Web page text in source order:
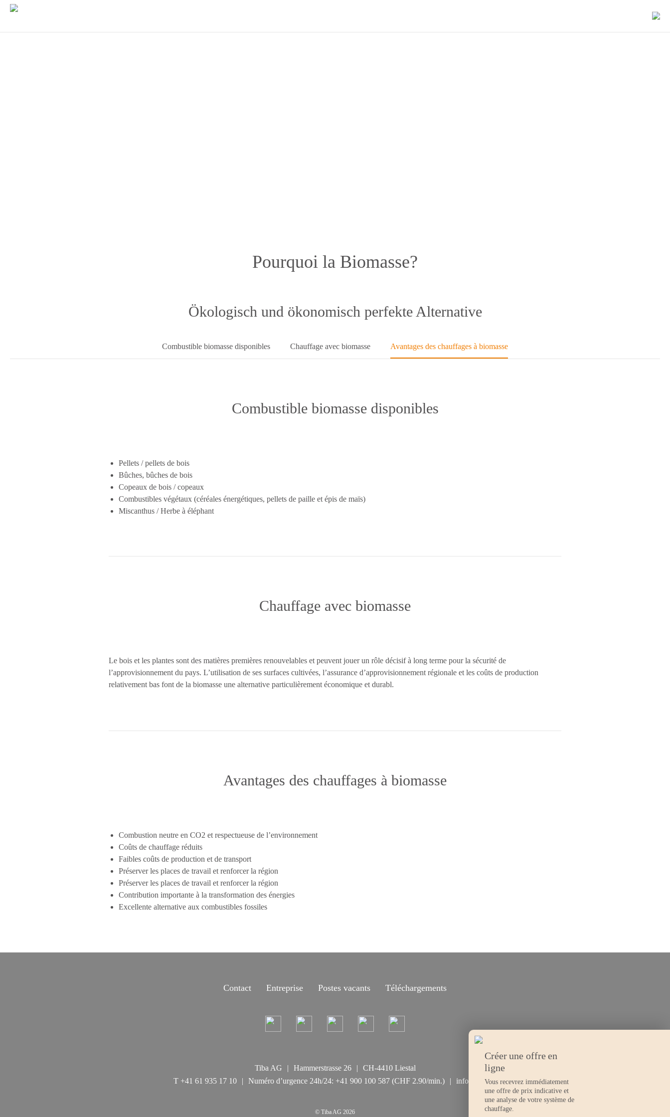
Créer une offre en
ligne
Vous recevrez immédiatement
une offre de prix indicative et
une analyse de votre système de
chauffage.
Pourquoi la Biomasse?
Ökologisch und ökonomisch perfekte Alternative
Combustible biomasse disponibles Chauffage avec biomasse Avantages des chauffages à biomasse
Combustible biomasse disponibles
Pellets / pellets de bois
Bûches, bûches de bois
Copeaux de bois / copeaux
Combustibles végétaux (céréales énergétiques, pellets de paille et épis de maïs)
Miscanthus / Herbe à éléphant
Chauffage avec biomasse
Le bois et les plantes sont des matières premières renouvelables et peuvent jouer un rôle décisif à long terme pour la sécurité de
l’approvisionnement du pays. L’utilisation de ses surfaces cultivées, l’assurance d’approvisionnement régionale et les coûts de production
relativement bas font de la biomasse une alternative particulièrement économique et durabl.
Avantages des chauffages à biomasse
Combustion neutre en CO2 et respectueuse de l’environnement
Coûts de chauffage réduits
Faibles coûts de production et de transport
Préserver les places de travail et renforcer la région
Préserver les places de travail et renforcer la région
Contribution importante à la transformation des énergies
Excellente alternative aux combustibles fossiles
Contact Entreprise Postes vacants Téléchargements
Tiba AG Hammerstrasse 26
CH-4410 Liestal
T +41 61 935 17 10 Numéro d’urgence 24h/24: +41 900 100 587 (CHF 2.90/min.) info@tiba.ch
© Tiba AG 2026